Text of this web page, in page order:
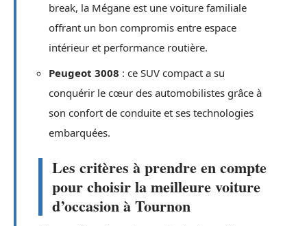
break, la Mégane est une voiture familiale
offrant un bon compromis entre espace
intérieur et performance routière.
Peugeot 3008 : ce SUV compact a su
conquérir le cœur des automobilistes grâce à
son confort de conduite et ses technologies
embarquées.
Les critères à prendre en compte
pour choisir la meilleure voiture
d’occasion à Tournon